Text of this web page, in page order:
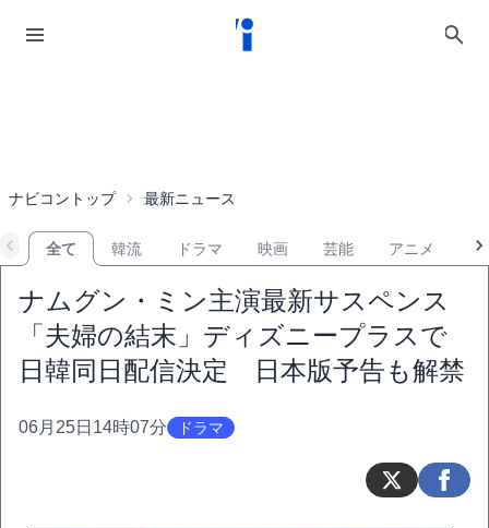
ナビコントップ 最新ニュース
全て 韓流 ドラマ 映画 芸能 アニメ
ナムグン・ミン主演最新サスペンス
「夫婦の結末」ディズニープラスで
日韓同日配信決定 日本版予告も解禁
06月25日14時07分 ドラマ